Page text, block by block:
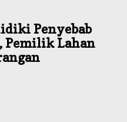
Penyebab
Pemilik Lahan